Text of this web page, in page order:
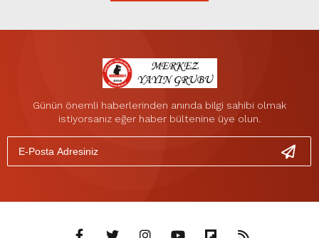
Günün önemli haberlerinden anında bilgi sahibi olmak
istiyorsanız eğer haber bültenine üye olun.